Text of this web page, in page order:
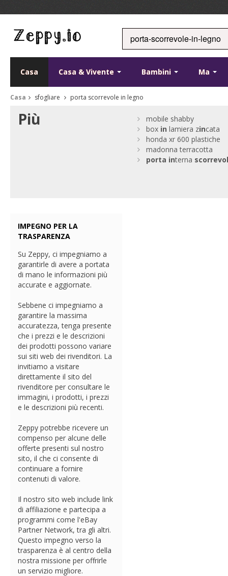
Casa Casa & Vivente Bambini Ma
Casa sfogliare porta scorrevole in legno
Più
mobile shabby
box in lamiera zincata
honda xr 600 plastiche
madonna terracotta
porta interna
IMPEGNO PER LA
TRASPARENZA
Su Zeppy, ci impegniamo a
garantirle di avere a portata
di mano le informazioni più
accurate e aggiornate.
Sebbene ci impegniamo a
garantire la massima
accuratezza, tenga presente
che i prezzi e le descrizioni
dei prodotti possono variare
sui siti web dei rivenditori. La
invitiamo a visitare
direttamente il sito del
rivenditore per consultare le
immagini, i prodotti, i prezzi
e le descrizioni più recenti.
Zeppy potrebbe ricevere un
compenso per alcune delle
offerte presenti sul nostro
sito, il che ci consente di
continuare a fornire
contenuti di valore.
Il nostro sito web include link
di affiliazione e partecipa a
programmi come l'eBay
Partner Network, tra gli altri.
Questo impegno verso la
trasparenza è al centro della
nostra missione per offrirle
un servizio migliore.